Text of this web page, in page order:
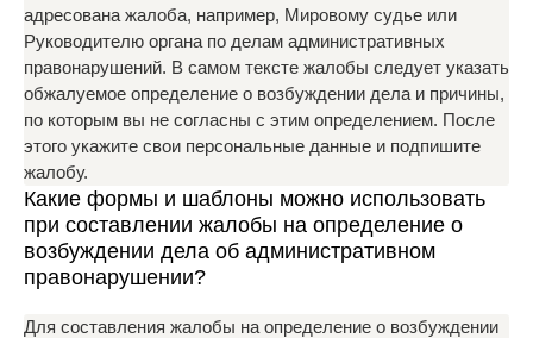
адресована жалоба, например, Мировому судье или
Руководителю органа по делам административных
правонарушений. В самом тексте жалобы следует указать
обжалуемое определение о возбуждении дела и причины,
по которым вы не согласны с этим определением. После
этого укажите свои персональные данные и подпишите
жалобу.
Какие формы и шаблоны можно использовать
при составлении жалобы на определение о
возбуждении дела об административном
правонарушении?
Для составления жалобы на определение о возбуждении